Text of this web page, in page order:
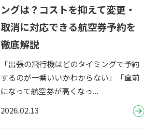
ングは？コストを抑えて変更・
取消に対応できる航空券予約を
徹底解説
「出張の飛行機はどのタイミングで予約
するのが一番いいかわからない」「直前
になって航空券が高くなっ...
2026.02.13